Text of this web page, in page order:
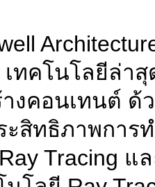
เทคโนโลยีล่า
งคอนเทนต์ ด้
ะสิทธิภาพการ
Tracing